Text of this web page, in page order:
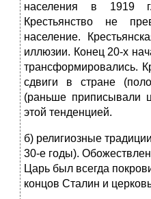
населения в 1919
Крестьянство не
население.
иллюзии. Конец 20-х
трансформировались.
сдвиги в стране
(раньше приписывали
этой тенденцией.
б) религиозные
30-е годы).
Царь был всегда
концов Сталин и